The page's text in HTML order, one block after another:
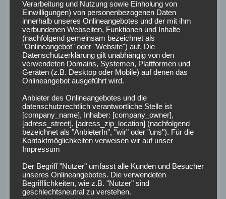
„Wir haben in allen Phasen des Spiels den Kürzeren
gezogen und sind verdient nicht ins Finale gekommen“,
fasste es NationalspielerRobert Andrichbei
zusammen, „uns haben sehr, sehr viele Prozente gefehlt.
Das geht gegen keinen Gegner, das sah nicht nach gutem
Fußball aus…“
„Ich habe keinen Klassenunterschied gesehen, ich will keine
Zweikampfquoten wissen“, warLukas Hradecky
Arminia Bielefeld gegen Leverkusen beiSkyenttäuscht, „es
war eine unterklassige Leistung, ein Schock.“
verdient, sie haben besser gespielt. Bei uns hat nichts
funktioniert, der Plan war nicht gut. Letzte Saison waren
wir auf der Happy Seite.“
Verarbeitung und Nutzung sowie Einholung von
Einwilligungen) von personenbezogenen Daten
innerhalb unseres Onlineangebotes und der mit ihm
verbundenen Webseiten, Funktionen und Inhalte
(nachfolgend gemeinsam bezeichnet als
"Onlineangebot" oder "Website") auf. Die
Datenschutzerklärung gilt unabhängig von den
verwendeten Domains, Systemen, Plattformen und
Geräten (z.B. Desktop oder Mobile) auf denen das
Onlineangebot ausgeführt wird.
Anbieter des Onlineangebotes und die
datenschutzrechtlich verantwortliche Stelle ist
[company_name], Inhaber: [company_owner],
[adress_street], [adress_zip_location] (nachfolgend
bezeichnet als "AnbieterIn", "wir" oder "uns"). Für die
Kontaktmöglichkeiten verweisen wir auf unser
Impressum
Der Begriff "Nutzer" umfasst alle Kunden und Besucher
unseres Onlineangebotes. Die verwendeten
Begrifflichkeiten, wie z.B. "Nutzer" sind
geschlechtsneutral zu verstehen.